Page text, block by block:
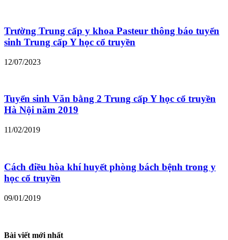
Trường Trung cấp y khoa Pasteur thông báo tuyển
sinh Trung cấp Y học cổ truyền
12/07/2023
Tuyển sinh Văn bằng 2 Trung cấp Y học cổ truyền
Hà Nội năm 2019
11/02/2019
Cách điều hòa khí huyết phòng bách bệnh trong y
học cổ truyền
09/01/2019
Bài viết mới nhất